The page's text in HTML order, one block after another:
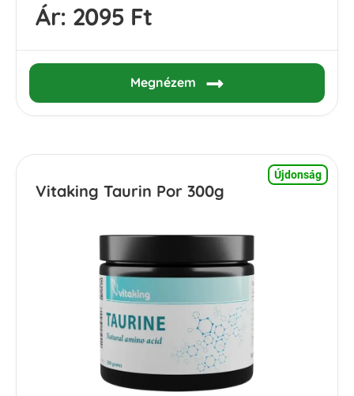
Ár: 2095 Ft
Megnézem
Újdonság
Vitaking Taurin Por 300g